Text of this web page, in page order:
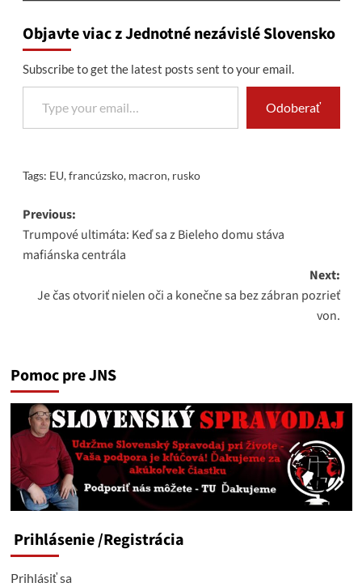
Objavte viac z Jednotné nezávislé Slovensko
Subscribe to get the latest posts sent to your email.
Type your email…
Odoberať
Tags: EU,francúzsko, macron, rusko
Post
navigation
Previous:
Trumpové ultimáta: Keď sa z Bieleho domu stáva
mafiánska centrála
Next:
Je čas otvoriť nielen oči a konečne sa bez zábran pozrieť
von.
Pomoc pre JNS
Prihlásenie/Registrácia
Prihlásiť sa